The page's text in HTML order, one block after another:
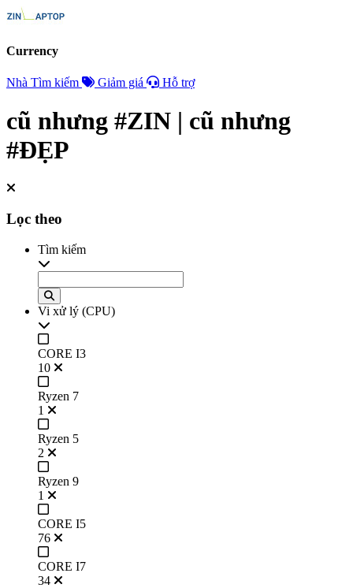
Currency
Nhà Tìm kiếm Giảm giá Hỗ trợ
cũ nhưng #ZIN | cũ nhưng
#ĐẸP
Lọc theo
Tìm kiếm
Vi xử lý (CPU)
CORE I3
10
Ryzen 7
1
Ryzen 5
2
Ryzen 9
1
CORE I5
76
CORE I7
34